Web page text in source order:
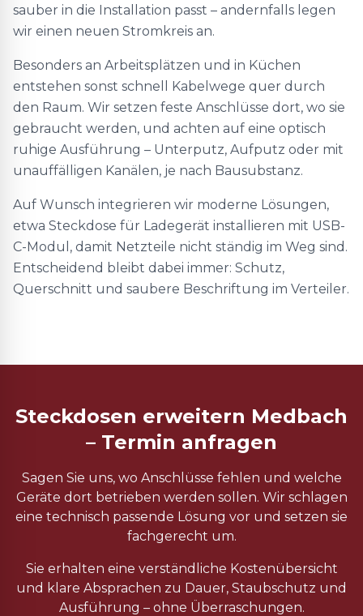
sauber in die Installation passt – andernfalls legen
wir einen neuen Stromkreis an.
Besonders an Arbeitsplätzen und in Küchen
entstehen sonst schnell Kabelwege quer durch
den Raum. Wir setzen feste Anschlüsse dort, wo sie
gebraucht werden, und achten auf eine optisch
ruhige Ausführung – Unterputz, Aufputz oder mit
unauffälligen Kanälen, je nach Bausubstanz.
Auf Wunsch integrieren wir moderne Lösungen,
etwa Steckdose für Ladegerät installieren mit USB-
C-Modul, damit Netzteile nicht ständig im Weg sind.
Entscheidend bleibt dabei immer: Schutz,
Querschnitt und saubere Beschriftung im Verteiler.
Steckdosen erweitern Medbach
– Termin anfragen
Sagen Sie uns, wo Anschlüsse fehlen und welche
Geräte dort betrieben werden sollen. Wir schlagen
eine technisch passende Lösung vor und setzen sie
fachgerecht um.
Sie erhalten eine verständliche Kostenübersicht
und klare Absprachen zu Dauer, Staubschutz und
Ausführung – ohne Überraschungen.